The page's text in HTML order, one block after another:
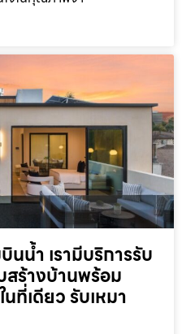
น้ำ เรามีบริการรับ
สร้างบ้านพร้อม
ที่เดียว รับเหมา